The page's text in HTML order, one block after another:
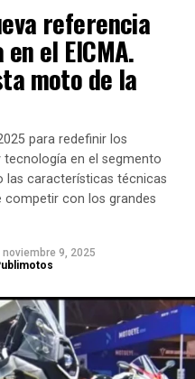
referencia
el EICMA.
moto de la
para redefinir los
en el segmento
las características técnicas
con los grandes
noviembre 9, 2025